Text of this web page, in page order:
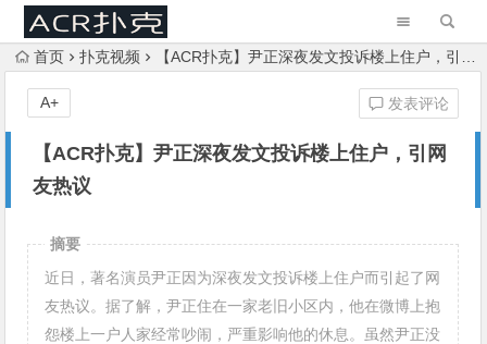
首页 扑克视频 【ACR扑克】尹正深夜发文投诉楼上住户，引网友热议
【ACR扑克】尹正深夜发文投诉楼上住户，引网
友热议
发表评论
A+
摘要
近日，著名演员尹正因为深夜发文投诉楼上住户而引起了网
友热议。据了解，尹正住在一家老旧小区内，他在微博上抱
怨楼上一户人家经常吵闹，严重影响他的休息。虽然尹正没